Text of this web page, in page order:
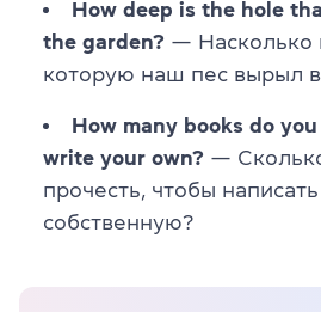
How deep is the hole
the garden? — Насколько
которую наш пес вырыл в
How many books do
write your own? —
прочесть, чтобы
собственную?